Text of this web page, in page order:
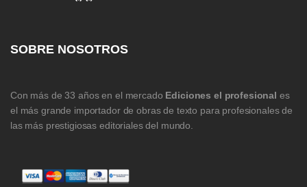
SOBRE NOSOTROS
Con más de 33 años en el mercado Ediciones el profesional es
el más grande importador de obras de texto para profesionales de
las más prestigiosas editoriales del mundo.